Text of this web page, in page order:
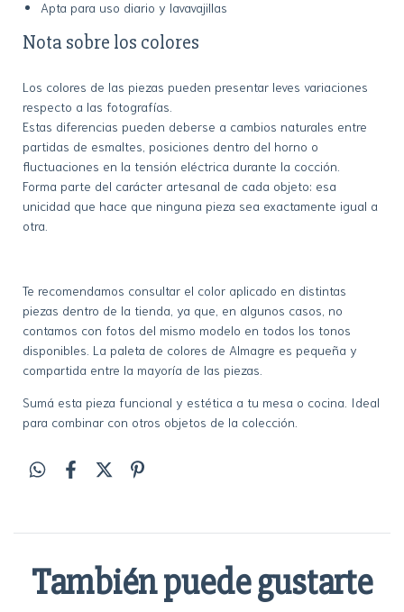
Apta para uso diario y lavavajillas
Nota sobre los colores
Los colores de las piezas pueden presentar leves variaciones
respecto a las fotografías.
Estas diferencias pueden deberse a cambios naturales entre
partidas de esmaltes, posiciones dentro del horno o
fluctuaciones en la tensión eléctrica durante la cocción.
Forma parte del carácter artesanal de cada objeto: esa
unicidad que hace que ninguna pieza sea exactamente igual a
otra.
Te recomendamos consultar el color aplicado en distintas
piezas dentro de la tienda, ya que, en algunos casos, no
contamos con fotos del mismo modelo en todos los tonos
disponibles. La paleta de colores de Almagre es pequeña y
compartida entre la mayoría de las piezas.
Sumá esta pieza funcional y estética a tu mesa o cocina. Ideal
para combinar con otros objetos de la colección.
También puede gustarte